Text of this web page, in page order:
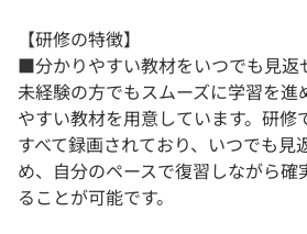
【研修の特徴】
■分かりやすい教材をいつでも見返
未経験の方でもスムーズに学習を進
やすい教材を用意しています。研修
すべて録画されており、いつでも見
め、自分のペースで復習しながら確
ることが可能です。